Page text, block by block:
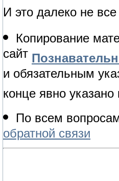
И это далеко не
Копирование
сайт
и обязательным
конце явно
По всем
обратной связи